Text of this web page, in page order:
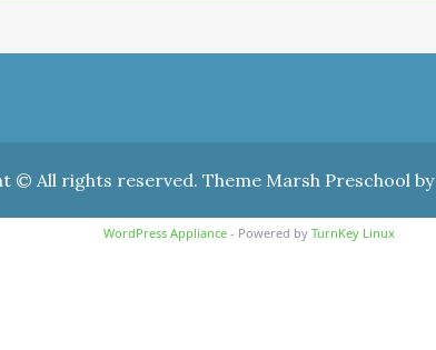
© All rights reserved. Theme Marsh Preschool by
WordPress Appliance - Powered by TurnKey Linux